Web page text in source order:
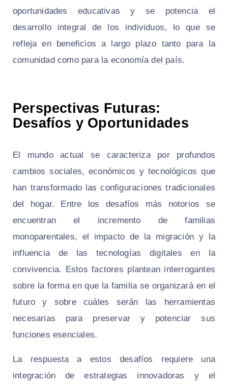
oportunidades educativas y se potencia el
desarrollo integral de los individuos, lo que se
refleja en beneficios a largo plazo tanto para la
comunidad como para la economía del país.
Perspectivas Futuras:
Desafíos y Oportunidades
El mundo actual se caracteriza por profundos
cambios sociales, económicos y tecnológicos que
han transformado las configuraciones tradicionales
del hogar. Entre los desafíos más notorios se
encuentran el incremento de familias
monoparentales, el impacto de la migración y la
influencia de las tecnologías digitales en la
convivencia. Estos factores plantean interrogantes
sobre la forma en que la familia se organizará en el
futuro y sobre cuáles serán las herramientas
necesarias para preservar y potenciar sus
funciones esenciales.
La respuesta a estos desafíos requiere una
integración de estrategias innovadoras y el